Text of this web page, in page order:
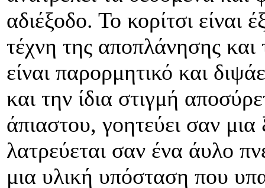
αδιέξοδο. Το κορίτσι είναι
τέχνη της αποπλάνησης και
είναι παρορμητικό και
και την ίδια στιγμή
άπιαστου, γοητεύει σαν μια
λατρεύεται σαν ένα άυλο
μια υλική υπόσταση που